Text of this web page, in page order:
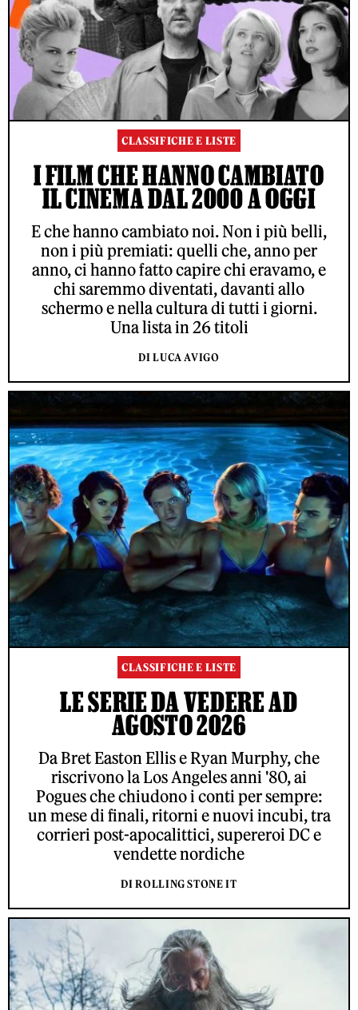
CLASSIFICHE E LISTE
I FILM CHE HANNO CAMBIATO
IL CINEMA DAL 2000 A OGGI
E che hanno cambiato noi. Non i più belli,
non i più premiati: quelli che, anno per
anno, ci hanno fatto capire chi eravamo, e
chi saremmo diventati, davanti allo
schermo e nella cultura di tutti i giorni.
Una lista in 26 titoli
DI LUCA AVIGO
CLASSIFICHE E LISTE
LE SERIE DA VEDERE AD
AGOSTO 2026
Da Bret Easton Ellis e Ryan Murphy, che
riscrivono la Los Angeles anni '80, ai
Pogues che chiudono i conti per sempre:
un mese di finali, ritorni e nuovi incubi, tra
corrieri post-apocalittici, supereroi DC e
vendette nordiche
DI ROLLING STONE IT